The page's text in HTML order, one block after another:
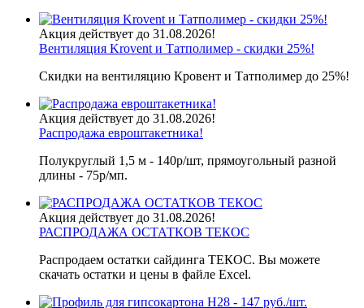
Акция действует до 31.08.2026!
Вентиляция Krovent и Татполимер - скидки 25%!
Скидки на вентиляцию Кровент и Татполимер до 25%!
Акция действует до 31.08.2026!
Распродажа евроштакетника!
Полукруглый 1,5 м - 140р/шт, прямоугольный разной
длины - 75р/мп.
Акция действует до 31.08.2026!
РАСПРОДАЖА ОСТАТКОВ ТЕКОС
Распродаем остатки сайдинга ТЕКОС. Вы можете
скачать остатки и цены в файле Excel.